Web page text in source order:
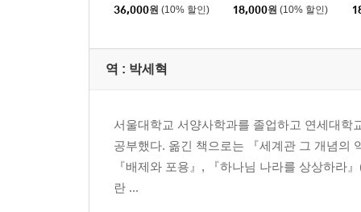
36,000원 (10% 할인) 18,000원 (10% 할인)
역 : 박세혁
서울대학교 서양사학과를 졸업하고 연세대학
공부했다. 옮긴 책으로는 『세계관 그 개념의
『배제와 포용』, 『하나님 나라를 상상하라
란 ...